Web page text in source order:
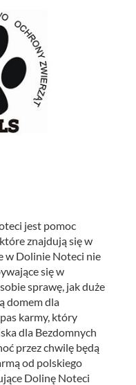
jest pomoc
znajdują się w
w Dolinie Noteci nie
się w
sprawę, jak duże
domem dla
karmy, który
dla Bezdomnych
przez chwilę będą
od polskiego
Dolinę Noteci